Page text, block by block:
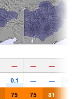
— — —
0.1 — —
75 75 81